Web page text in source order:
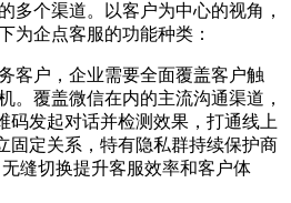
多个渠道。以客户为中心的视角，
为企点客服的功能种类：
户，企业需要全面覆盖客户触
。覆盖微信在内的主流沟通渠道，
码发起对话并检测效果，打通线上
固定关系，特有隐私群持续保护商
缝切换提升客服效率和客户体